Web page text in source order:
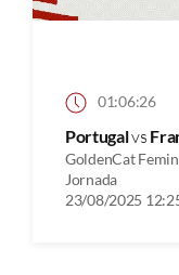
01:06:26
Portugalvs
GoldenCat
Jornada
23/08/2025